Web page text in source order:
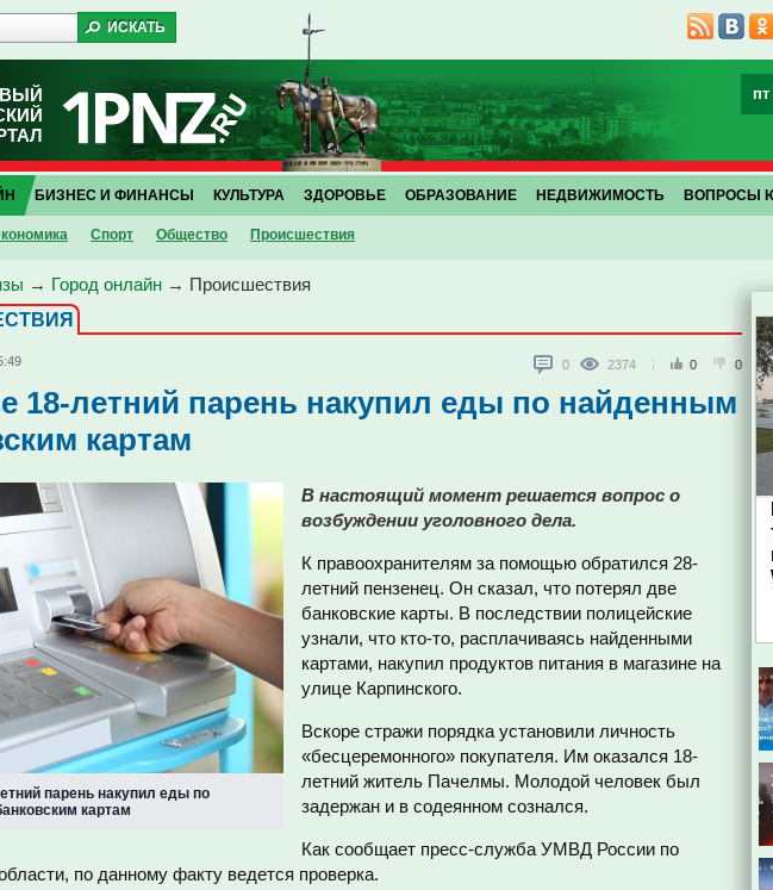
пт
Спорт Общество Проиcшествия
БИЗНЕС И ФИНАНСЫ КУЛЬТУРА ЗДОРОВЬЕ ОБРАЗОВАНИЕ НЕДВИЖИМОСТЬ ВОПРОСЫ
→ Город онлайн → Проиcшествия
0 2374 0 0
18-летний парень накупил еды по найденным
картам
парень накупил еды по
картам
В настоящий момент решается вопрос о
возбуждении уголовного дела.
К правоохранителям за помощью обратился 28-
летний пензенец. Он сказал, что потерял две
банковские карты. В последствии полицейские
узнали, что кто-то, расплачиваясь найденными
картами, накупил продуктов питания в магазине на
улице Карпинского.
Вскоре стражи порядка установили личность
«бесцеремонного» покупателя. Им оказался 18-
летний житель Пачелмы. Молодой человек был
задержан и в содеянном сознался.
Как сообщает пресс-служба УМВД России по
по данному факту ведется проверка.